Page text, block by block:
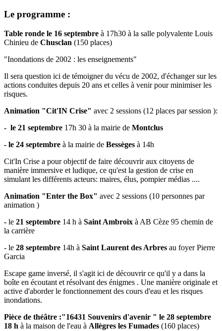
Le programme :
Table ronde le 16 septembre à 17h30 à la salle polyvalente Louis
Chinieu de Chusclan (150 places)
"Inondations de 2002 : les enseignements"
Il sera question ici de témoigner du vécu de 2002, d'échanger sur les
actions conduites depuis 20 ans et celles à venir pour minimiser les
risques.
Animation "Cit'IN Crise" avec 2 sessions (12 places par session ):
- le 21 septembre 17h 30 à la mairie de Montclus
- le 24 septembre à la mairie de Bessèges à 14h
Cit'In Crise a pour objectif de faire découvrir aux citoyens de
manière immersive et ludique, ce qu'est la gestion de crise en
simulant les différents acteurs: maires, élus, pompier médias ....
Animation "Enter the Box" avec 2 sessions (10 personnes par
animation )
- le 21 septembre 14 h à Saint Ambroix à AB Cèze 95 chemin de
la carrière
- le 28 septembre 14h à Saint Laurent des Arbres au foyer Pierre
Garcia
Escape game inversé, il s'agit ici de découvrir ce qu'il y a dans la
boîte en écoutant et résolvant des énigmes . Une manière originale et
active d'aborder le fonctionnement des cours d'eau et les risques
inondations.
Pièce de théâtre :"16431 Souvenirs d'avenir " le 28 septembre
18 h à la maison de l'eau à Allègres les Fumades (160 places)